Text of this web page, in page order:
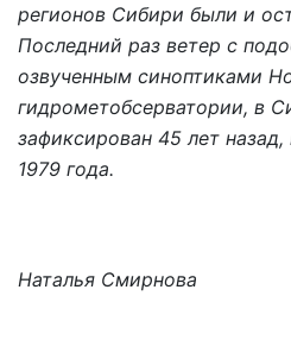
регионов Сибири были и
Последний раз ветер с
озвученным синоптиками
гидрометобсерватории, в
зафиксирован 45 лет
1979 года.
Наталья Смирнова